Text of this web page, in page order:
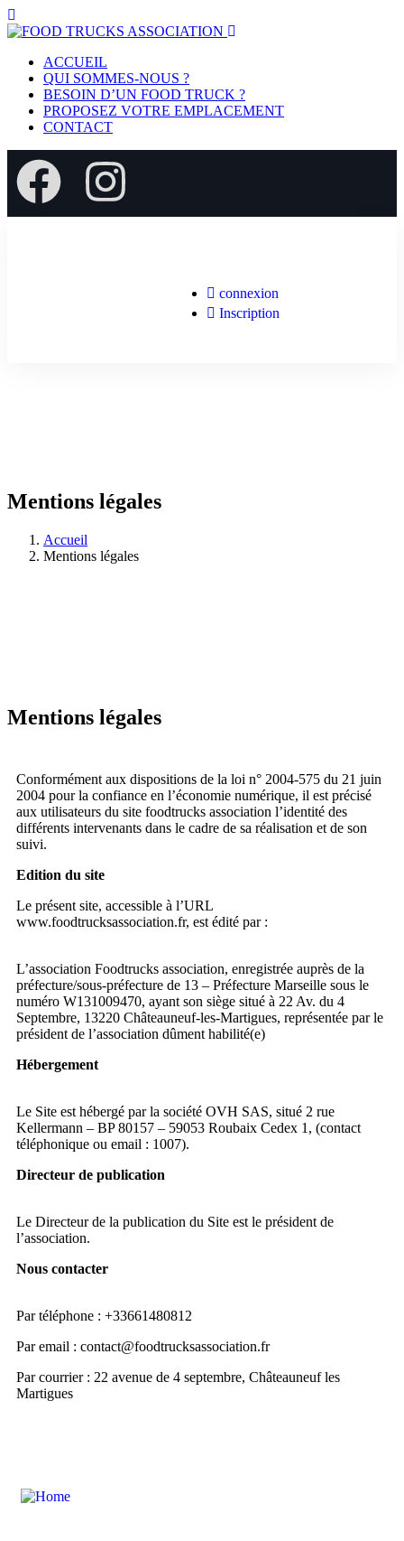
ACCUEIL
QUI SOMMES-NOUS ?
BESOIN D’UN FOOD TRUCK ?
PROPOSEZ VOTRE EMPLACEMENT
CONTACT
connexion
Inscription
Mentions légales
Accueil
Mentions légales
Mentions légales
Conformément aux dispositions de la loi n° 2004-575 du 21 juin
2004 pour la confiance en l’économie numérique, il est précisé
aux utilisateurs du site foodtrucks association l’identité des
différents intervenants dans le cadre de sa réalisation et de son
suivi.
Edition du site
Le présent site, accessible à l’URL
www.foodtrucksassociation.fr, est édité par :
L’association Foodtrucks association, enregistrée auprès de la
préfecture/sous-préfecture de 13 – Préfecture Marseille sous le
numéro W131009470, ayant son siège situé à 22 Av. du 4
Septembre, 13220 Châteauneuf-les-Martigues, représentée par le
président de l’association dûment habilité(e)
Hébergement
Le Site est hébergé par la société OVH SAS, situé 2 rue
Kellermann – BP 80157 – 59053 Roubaix Cedex 1, (contact
téléphonique ou email : 1007).
Directeur de publication
Le Directeur de la publication du Site est le président de
l’association.
Nous contacter
Par téléphone : +33661480812
Par email : contact@foodtrucksassociation.fr
Par courrier : 22 avenue de 4 septembre, Châteauneuf les
Martigues